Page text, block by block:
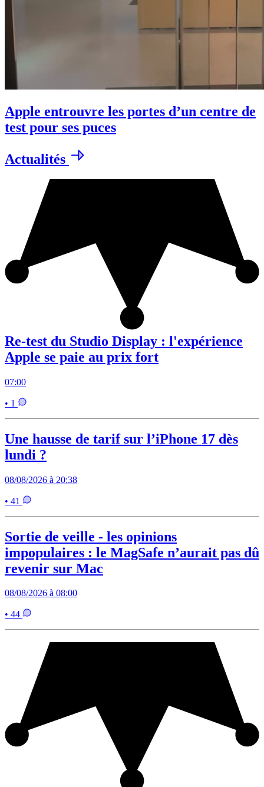
Apple entrouvre les portes d’un centre de
test pour ses puces
Actualités
Re-test du Studio Display : l'expérience
Apple se paie au prix fort
07:00
• 1
Une hausse de tarif sur l’iPhone 17 dès
lundi ?
08/08/2026 à 20:38
• 41
Sortie de veille - les opinions
impopulaires : le MagSafe n’aurait pas dû
revenir sur Mac
08/08/2026 à 08:00
• 44